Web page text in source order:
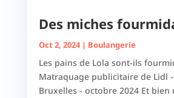
Des miches
Oct 2, 2024| Boulangerie
Les pains de Lola sont-ils
Matraquage publicitaire de Lidl
Bruxelles - octobre 2024 Et bien